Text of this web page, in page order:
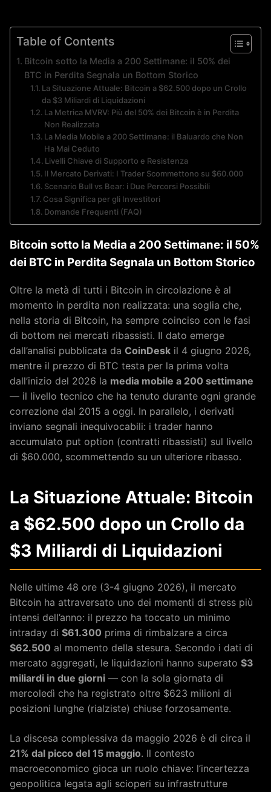
Table of Contents
Bitcoin sotto la Media a 200 Settimane: il 50% dei
BTC in Perdita Segnala un Bottom Storico
La Situazione Attuale: Bitcoin a $62.500 dopo un Crollo
da $3 Miliardi di Liquidazioni
La Metrica MVRV: Più del 50% dei Bitcoin è in Perdita
Non Realizzata
La Media Mobile a 200 Settimane: il Baluardo che Non
Ha Mai Ceduto
Livelli Chiave di Supporto e Resistenza
Il Mercato Derivati: I Trader Scommettono su $60.000
Scenario Bull vs Bear: i Due Percorsi Possibili
Cosa Significa per gli Investitori
Domande Frequenti (FAQ)
Bitcoin sotto la Media a 200 Settimane: il 50%
dei BTC in Perdita Segnala un Bottom Storico
Oltre la metà di tutti i Bitcoin in circolazione è al
momento in perdita non realizzata: una soglia che,
nella storia di Bitcoin, ha sempre coinciso con le fasi
di bottom nei mercati ribassisti. Il dato emerge
dall’analisi pubblicata da CoinDesk il 4 giugno 2026,
mentre il prezzo di BTC testa per la prima volta
dall’inizio del 2026 la media mobile a 200 settimane
— il livello tecnico che ha tenuto durante ogni grande
correzione dal 2015 a oggi. In parallelo, i derivati
inviano segnali inequivocabili: i trader hanno
accumulato put option (contratti ribassisti) sul livello
di $60.000, scommettendo su un ulteriore ribasso.
La Situazione Attuale: Bitcoin
a $62.500 dopo un Crollo da
$3 Miliardi di Liquidazioni
Nelle ultime 48 ore (3-4 giugno 2026), il mercato
Bitcoin ha attraversato uno dei momenti di stress più
intensi dell’anno: il prezzo ha toccato un minimo
intraday di $61.300 prima di rimbalzare a circa
$62.500 al momento della stesura. Secondo i dati di
mercato aggregati, le liquidazioni hanno superato $3
miliardi in due giorni — con la sola giornata di
mercoledì che ha registrato oltre $623 milioni di
posizioni lunghe (rialziste) chiuse forzosamente.
La discesa complessiva da maggio 2026 è di circa il
21% dal picco del 15 maggio. Il contesto
macroeconomico gioca un ruolo chiave: l’incertezza
geopolitica legata agli scioperi su infrastrutture